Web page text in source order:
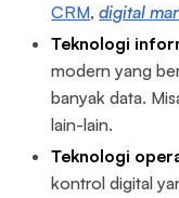
CRM,digital
Teknologi
modern yang
banyak data.
lain-lain.
Teknologi
kontrol digital